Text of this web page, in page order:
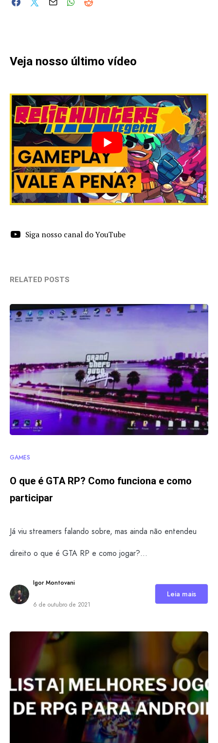
Veja nosso último vídeo
Siga nosso canal do YouTube
RELATED POSTS
GAMES
O que é GTA RP? Como funciona e como
participar
Já viu streamers falando sobre, mas ainda não entendeu
direito o que é GTA RP e como jogar?…
Igor Montovani
6 de outubro de 2021
Leia mais